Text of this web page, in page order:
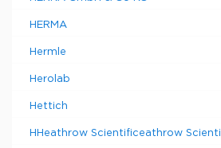
HERMA
Hermle
Herolab
Hettich
HHeathrow Scientificeathrow